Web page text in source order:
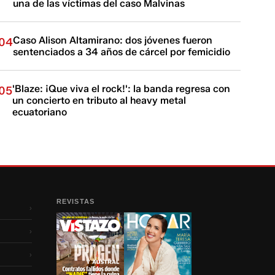
una de las víctimas del caso Malvinas
Caso Alison Altamirano: dos jóvenes fueron
sentenciados a 34 años de cárcel por femicidio
'Blaze: ¡Que viva el rock!': la banda regresa con
un concierto en tributo al heavy metal
ecuatoriano
›
›
›
REVISTAS